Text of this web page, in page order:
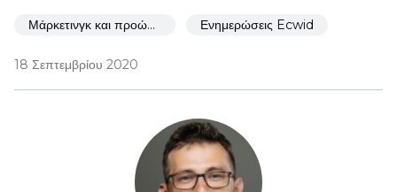
Μάρκετινγκ και προώθηση Ενημερώσεις Ecwid
18 Σεπτεμβρίου 2020